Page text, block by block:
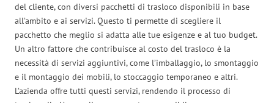
del cliente, con diversi pacchetti di trasloco disponibili in base
all’ambito e ai servizi. Questo ti permette di scegliere il
pacchetto che meglio si adatta alle tue esigenze e al tuo budget.
Un altro fattore che contribuisce al costo del trasloco è la
necessità di servizi aggiuntivi, come l’imballaggio, lo smontaggio
e il montaggio dei mobili, lo stoccaggio temporaneo e altri.
L’azienda offre tutti questi servizi, rendendo il processo di